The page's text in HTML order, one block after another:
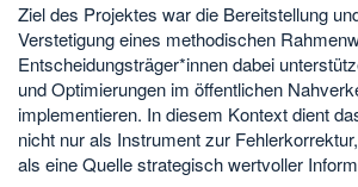
Ziel des Projektes war die Bereitstellung
Verstetigung eines methodischen
Entscheidungsträger*innen dabei
und Optimierungen im öffentlichen
implementieren. In diesem Kontext dient
nicht nur als Instrument zur
als eine Quelle strategisch wertvoller